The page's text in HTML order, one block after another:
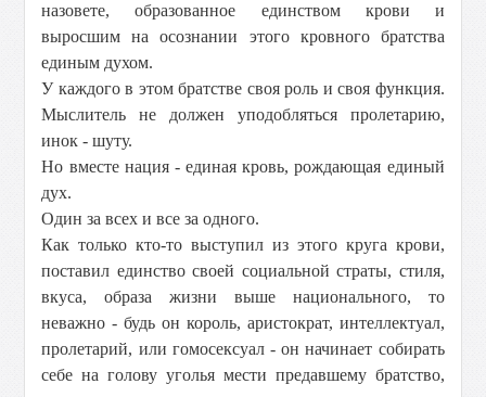
назовете, образованное единством крови и
выросшим на осознании этого кровного братства
единым духом.
У каждого в этом братстве своя роль и своя функция.
Мыслитель не должен уподобляться пролетарию,
инок - шуту.
Но вместе нация - единая кровь, рождающая единый
дух.
Один за всех и все за одного.
Как только кто-то выступил из этого круга крови,
поставил единство своей социальной страты, стиля,
вкуса, образа жизни выше национального, то
неважно - будь он король, аристократ, интеллектуал,
пролетарий, или гомосексуал - он начинает собирать
себе на голову уголья мести предавшему братство,